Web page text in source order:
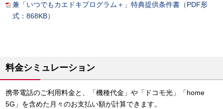
兼「いつでもカエドキプログラム＋」特典提供条件書（PDF形
式：868KB）
料金シミュレーション
携帯電話のご利用料金と、「機種代金」や「ドコモ光」「home
5G」を含めた月々のお支払い額が計算できます。